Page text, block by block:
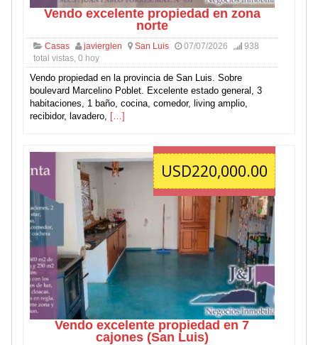
Vendo excelente propiedad en zona
norte
Casas javierglen San Luis 07/07/2026
938
total vistas, 0 hoy
Vendo propiedad en la provincia de San Luis. Sobre
boulevard Marcelino Poblet. Excelente estado general, 3
habitaciones, 1 baño, cocina, comedor, living amplio,
recibidor, lavadero, […]
USD220,000.00
Vendo excelente propiedad en 7
cajones (San Luis)